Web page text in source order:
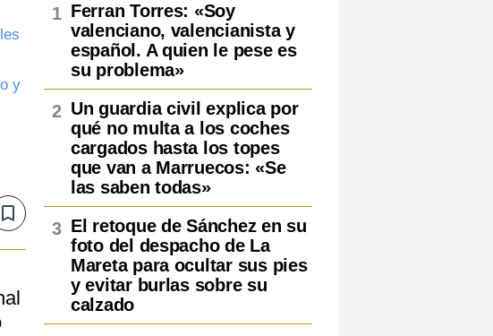
y
Save
Ferran Torres: «Soy
valenciano, valencianista y
español. A quien le pese es
su problema»
Un guardia civil explica por
qué no multa a los coches
cargados hasta los topes
que van a Marruecos: «Se
las saben todas»
El retoque de Sánchez en su
foto del despacho de La
Mareta para ocultar sus pies
y evitar burlas sobre su
calzado